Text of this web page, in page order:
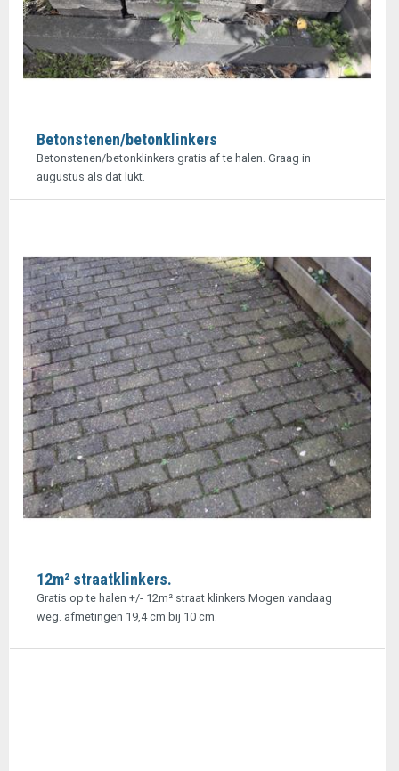
Betonstenen/betonklinkers
Betonstenen/betonklinkers gratis af te halen. Graag in
augustus als dat lukt.
12m² straatklinkers.
Gratis op te halen +/- 12m² straat klinkers Mogen vandaag
weg. afmetingen 19,4 cm bij 10 cm.